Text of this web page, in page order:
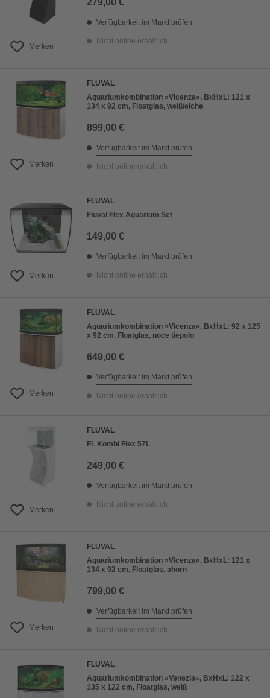
Merken
279,00 €
Verfügbarkeit im Markt prüfen
Nicht online erhältlich
Merken
FLUVAL
Aquariumkombination »Vicenza«, BxHxL: 121 x
134 x 92 cm, Floatglas, weiß/eiche
899,00 €
Verfügbarkeit im Markt prüfen
Nicht online erhältlich
Merken
FLUVAL
Fluval Flex Aquarium Set
149,00 €
Verfügbarkeit im Markt prüfen
Nicht online erhältlich
Merken
FLUVAL
Aquariumkombination »Vicenza«, BxHxL: 92 x 125
x 92 cm, Floatglas, noce tiepolo
649,00 €
Verfügbarkeit im Markt prüfen
Nicht online erhältlich
Merken
FLUVAL
FL Kombi Flex 57L
249,00 €
Verfügbarkeit im Markt prüfen
Nicht online erhältlich
Merken
FLUVAL
Aquariumkombination »Vicenza«, BxHxL: 121 x
134 x 92 cm, Floatglas, ahorn
799,00 €
Verfügbarkeit im Markt prüfen
Nicht online erhältlich
FLUVAL
Aquariumkombination »Venezia«, BxHxL: 122 x
135 x 122 cm, Floatglas, weiß